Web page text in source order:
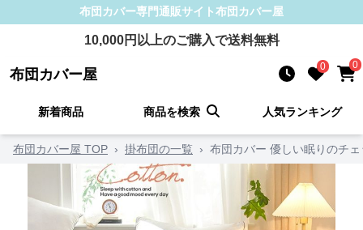
布団カバー専門通販サイト布団カバー屋
10,000円以上のご購入で送料無料
布団カバー屋 0 0
新着商品 商品を検索 人気ランキング
布団カバー屋 TOP › 掛布団の一覧 › 布団カバー 優しい眠りのチ